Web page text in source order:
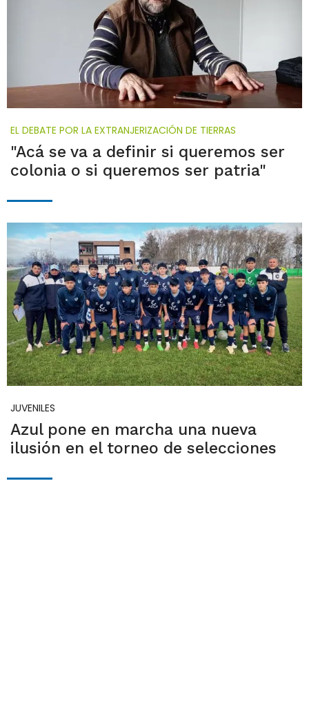
EL DEBATE POR LA EXTRANJERIZACIÓN DE TIERRAS
"Acá se va a definir si queremos ser
colonia o si queremos ser patria"
JUVENILES
Azul pone en marcha una nueva
ilusión en el torneo de selecciones